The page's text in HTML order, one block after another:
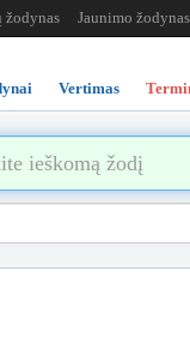
žodynas Jaunimo žodynas
Vertimas